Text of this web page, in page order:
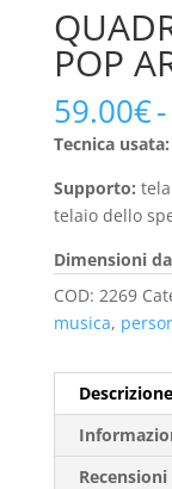
POP
59.00€-
Tecnica usata:
Supporto:
telaio dello
Dimensioni
COD: 2269
musica,
Descrizione
Recensioni